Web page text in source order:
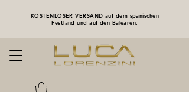
KOSTENLOSER VERSAND auf dem spanischen
Festland und auf den Balearen.